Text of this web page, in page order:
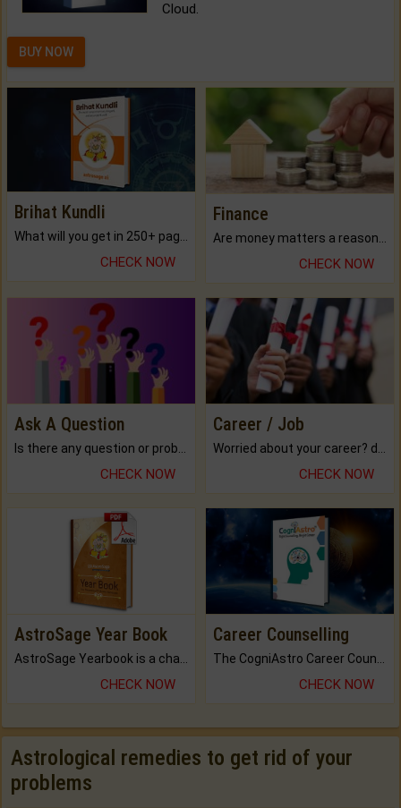
Cloud.
BUY NOW
Brihat Kundli
CHECK NOW
Finance
CHECK NOW
Ask A Question
Is there any question or problem lingering.
CHECK NOW
Career / Job
Worried about your career? don't know what is.
CHECK NOW
AstroSage Year Book
AstroSage Yearbook is a channel to fulfill your dreams and destiny.
CHECK NOW
Career Counselling
The CogniAstro Career Counselling Report is the most comprehensive report available on this topic.
CHECK NOW
Astrological remedies to get rid of your
problems